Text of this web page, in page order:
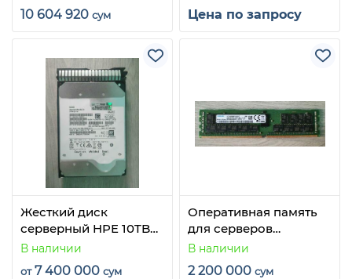
10 604 920 сум Цена по запросу
Жесткий диск
серверный HPE 10TB
3,5" SAS 12Gb/s 7.2K
RPM Hot Plug
В наличии
от7 400 000 сум
Оперативная память
для серверов
SAMSUNG 32GB 2Rx4
PC4-2666V RDIMM ECC
В наличии
2 200 000 сум